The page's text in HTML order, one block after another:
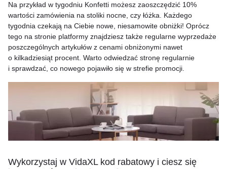
Na przykład w tygodniu Konfetti możesz zaoszczędzić 10%
wartości zamówienia na stoliki nocne, czy łóżka. Każdego
tygodnia czekają na Ciebie nowe, niesamowite obniżki! Oprócz
tego na stronie platformy znajdziesz także regularne wyprzedaże
poszczególnych artykułów z cenami obniżonymi nawet
o kilkadziesiąt procent. Warto odwiedzać stronę regularnie
i sprawdzać, co nowego pojawiło się w strefie promocji.
Wykorzystaj w VidaXL kod rabatowy i ciesz się